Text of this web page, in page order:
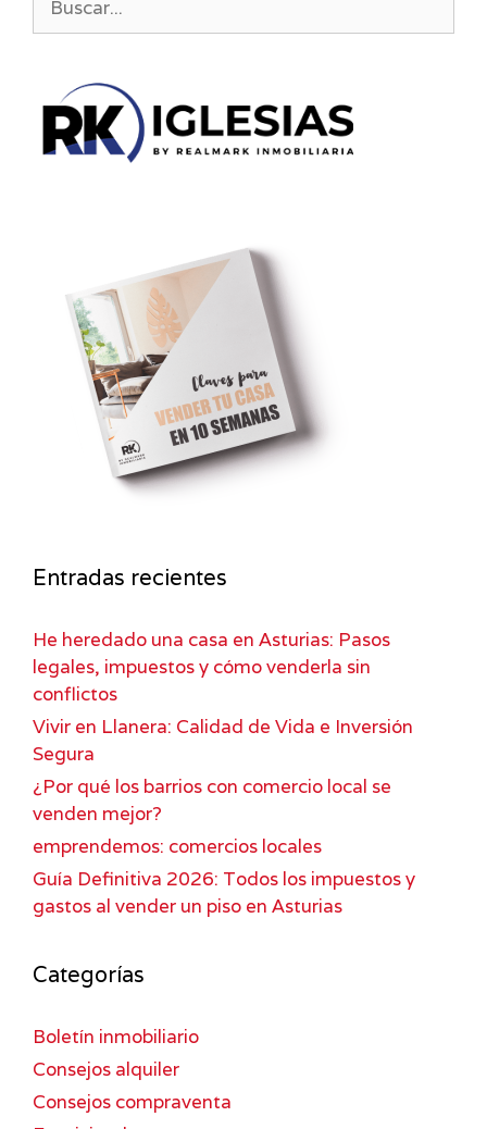
Entradas recientes
He heredado una casa en Asturias: Pasos
legales, impuestos y cómo venderla sin
conflictos
Vivir en Llanera: Calidad de Vida e Inversión
Segura
¿Por qué los barrios con comercio local se
venden mejor?
emprendemos: comercios locales
Guía Definitiva 2026: Todos los impuestos y
gastos al vender un piso en Asturias
Categorías
Boletín inmobiliario
Consejos alquiler
Consejos compraventa